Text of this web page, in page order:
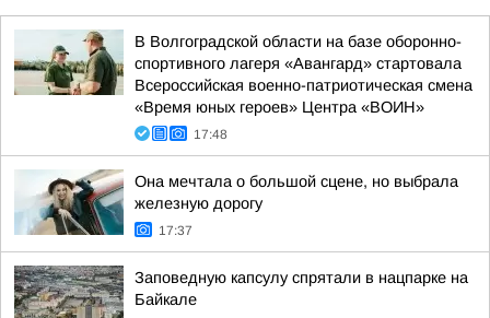
В Волгоградской области на базе оборонно-
спортивного лагеря «Авангард» стартовала
Всероссийская военно-патриотическая смена
«Время юных героев» Центра «ВОИН»
17:48
Она мечтала о большой сцене, но выбрала
железную дорогу
17:37
Заповедную капсулу спрятали в нацпарке на
Байкале